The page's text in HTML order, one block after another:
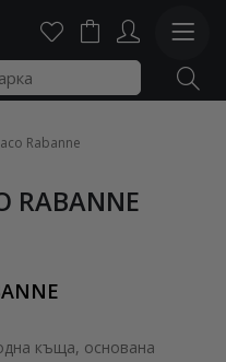
Rabanne
къща, основана